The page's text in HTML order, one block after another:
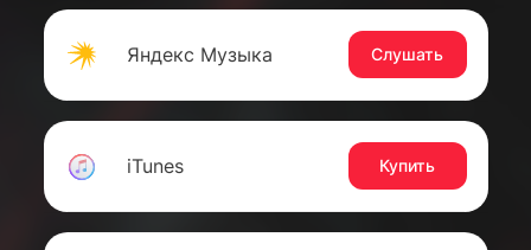
Яндекс Музыка Слушать
iTunes Купить